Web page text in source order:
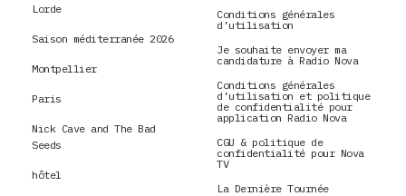
Lorde
Saison méditerranée 2026
Montpellier
Paris
Nick Cave and The Bad
Seeds
hôtel
Conditions générales
d’utilisation
Je souhaite envoyer ma
candidature à Radio Nova
Conditions générales
d’utilisation et politique
de confidentialité pour
application Radio Nova
CGU & politique de
confidentialité pour Nova
TV
La Dernière Tournée